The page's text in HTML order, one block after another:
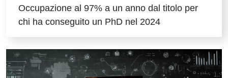
Occupazione al 97% a un anno dal titolo per
chi ha conseguito un PhD nel 2024